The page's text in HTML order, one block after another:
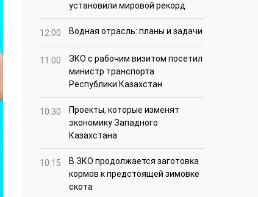
установили мировой рекорд
12:00 Водная отрасль: планы и задачи
11:00
ЗКО с рабочим визитом посетил
министр транспорта
Республики Казахстан
10:30
Проекты, которые изменят
экономику Западного
Казахстана
10:15
В ЗКО продолжается заготовка
кормов к предстоящей зимовке
скота